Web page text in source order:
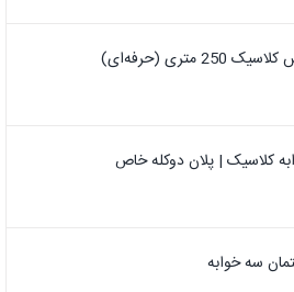
متری (حرفه‌ای)
کلاسیک | پلان دوکله خاص
سه خوابه